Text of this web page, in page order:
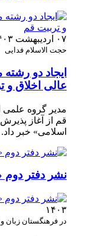
۰۷ اردیبهشت ۱۴۰۳
حجت الاسلام فدایی
ایجاد دو
عالی اخلاق و
مدیر گروه
قم از آغاز
اسلامی» خبر داد.
نشر دفتر
۱۴۰۳
در فرهنگستان زبان